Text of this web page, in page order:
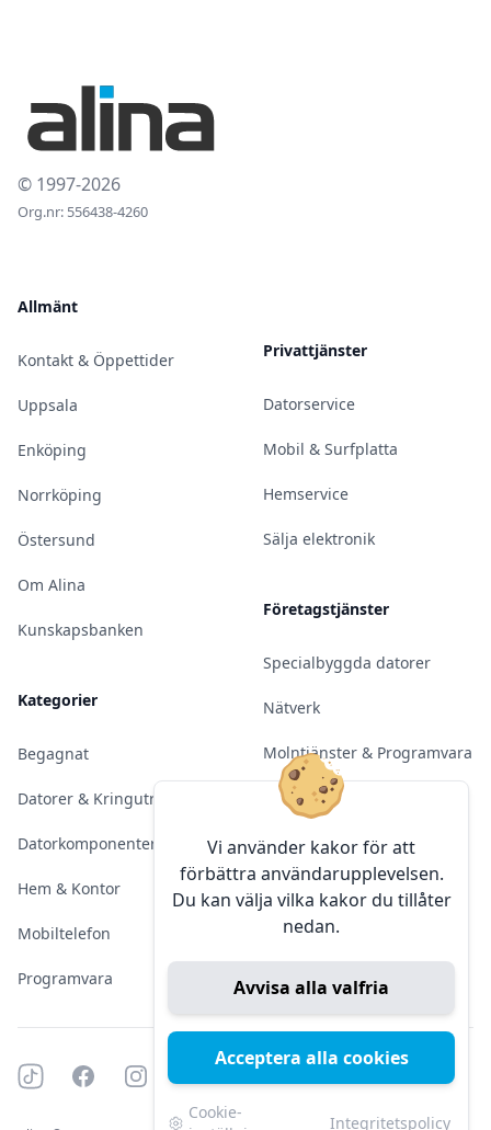
Vi använder kakor för att
förbättra användarupplevelsen.
Du kan välja vilka kakor du tillåter
nedan.
Avvisa alla valfria
Acceptera alla cookies
Cookie-
Integritetspolicy
© 1997-2026
Org.nr: 556438-4260
Allmänt
Kontakt & Öppettider
Uppsala
Enköping
Norrköping
Östersund
Om Alina
Kunskapsbanken
Kategorier
Begagnat
Datorer & Kringutrustning
Datorkomponenter
Hem & Kontor
Mobiltelefon
Programvara
Privattjänster
Datorservice
Mobil & Surfplatta
Hemservice
Sälja elektronik
Företagstjänster
Specialbyggda datorer
Nätverk
Molntjänster & Programvara
Server & Backup
Kameraövervakning
Konferens & Public Display
Sälja elektronik
Tiktok FacebookInstagram